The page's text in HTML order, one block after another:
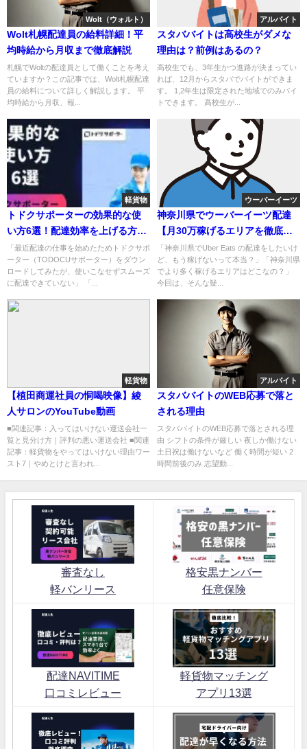
Wolt（ウォルト）
Wolt札幌配達員の給料詳細！平
均時給から月収まで徹底解説
札幌でWoltの配達員として働くことを考え
ていますか？この記事では、Wolt札幌配達
員の給料について詳しく解説します。 平
均時給から月収、報...
アルバイト
スタババイトは高校生がダメな
理由は？前例はあるの？
高校生でも、3年生かつ進路が決まってい
れば、12月からスタバでバイトができま
す。 1,2年生は限定された地域でのみバイ
トできます。 高校生が...
軽貨物
トドクサポーターの効果的な使
い方6選！配達効率を上げる方法
を伝授
「最近配達の仕事を始めたためトドクサポ
ーター（TODOCUサポーター）をダウン
ロードしてみたが、使いこなせずスムーズ
に配達できていない」 「...
ウーバーイーツ
神奈川県でウーバーイーツ配達
【月30万稼げるエリアを徹底解
説】
「神奈川県でUber Eats の配達をしたいけ
ど、もう稼げないって本当？」「神奈川県
でより多く稼げるエリアはどこなの？」
今回は、そんな疑...
軽貨物
【植田商運社員の恫喝映像】綾
人サロンのYouTube動画
■関連記事：入ってはいけない運送会社一
覧と見分け方｜評判の悪い運送会社 ■関連
記事：軽貨物をやってはいけない理由ワー
スト7｜やめとけと言われ...
アルバイト
スタババイトのWEB応募で落と
される理由
スタババイトのWEB応募で落とされる理
由 シフトの条件が厳しい 夜しか働けない
土日祝は働けないなど 働く時間が短い 2
時間前後のみ 志望動...
審査なし
軽バンリース
格安黒ナンバー
任意保険
配達NAVITIME
口コミレビュー
軽貨物マッチング
アプリ13選